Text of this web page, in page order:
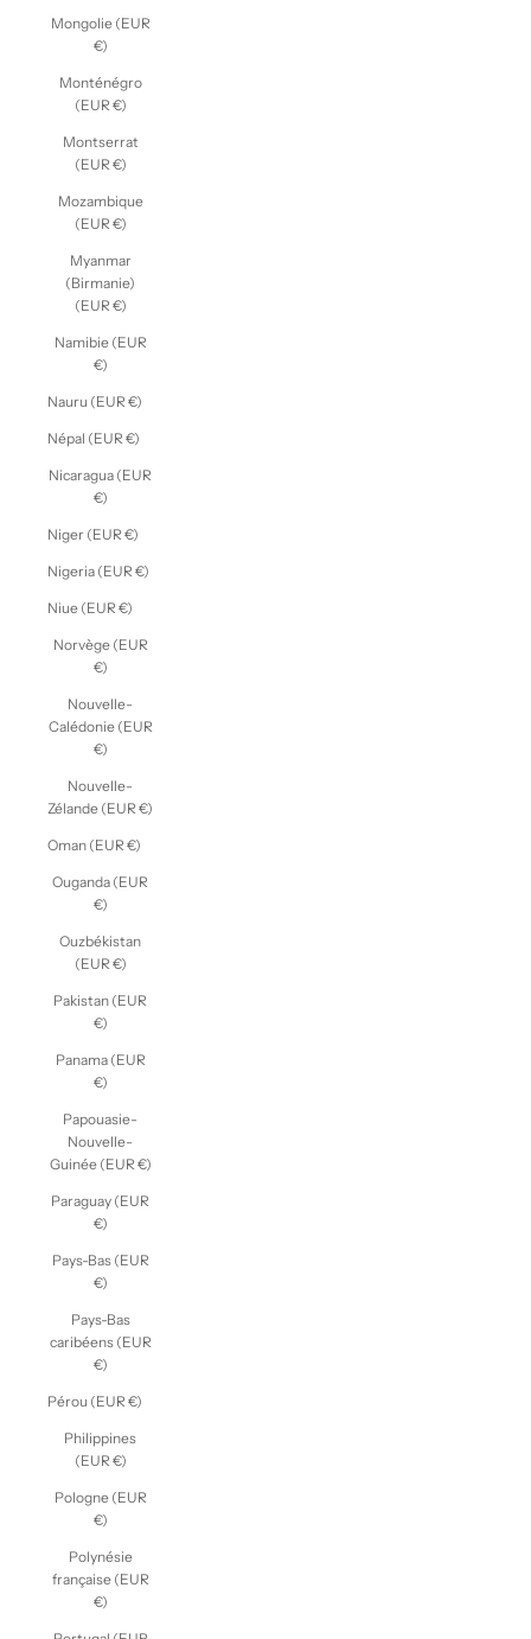
Mongolie (EUR
€)
Monténégro
(EUR €)
Montserrat
(EUR €)
Mozambique
(EUR €)
Myanmar
(Birmanie)
(EUR €)
Namibie (EUR
€)
Nauru (EUR €)
Népal (EUR €)
Nicaragua (EUR
€)
Niger (EUR €)
Nigeria (EUR €)
Niue (EUR €)
Norvège (EUR
€)
Nouvelle-
Calédonie (EUR
€)
Nouvelle-
Zélande (EUR €)
Oman (EUR €)
Ouganda (EUR
€)
Ouzbékistan
(EUR €)
Pakistan (EUR
€)
Panama (EUR
€)
Papouasie-
Nouvelle-
Guinée (EUR €)
Paraguay (EUR
€)
Pays-Bas (EUR
€)
Pays-Bas
caribéens (EUR
€)
Pérou (EUR €)
Philippines
(EUR €)
Pologne (EUR
€)
Polynésie
française (EUR
€)